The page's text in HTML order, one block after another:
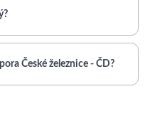
České železnice - ČD?